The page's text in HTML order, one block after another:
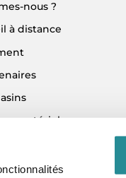
nous ?
à distance
matériel